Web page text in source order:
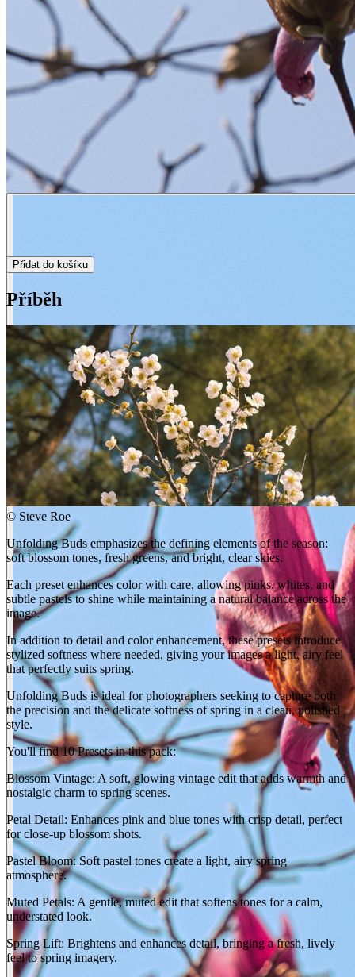
Přidat do košíku
Příběh
© Steve Roe
Unfolding Buds emphasizes the defining elements of the season:
soft blossom tones, fresh greens, and bright, clear skies.
Each preset enhances color with care, allowing pinks, whites, and
subtle pastels to shine while maintaining a natural balance across the
image.
In addition to detail and color enhancement, these presets introduce
stylized softness where needed, giving your images a light, airy feel
that perfectly suits spring.
Unfolding Buds is ideal for photographers seeking to capture both
the precision and the delicate softness of spring in a clean, polished
style.
You'll find 10 Presets in this pack:
Blossom Vintage: A soft, glowing vintage edit that adds warmth and
nostalgic charm to spring scenes.
Petal Detail: Enhances pink and blue tones with crisp detail, perfect
for close-up blossom shots.
Pastel Bloom: Soft pastel tones create a light, airy spring
atmosphere.
Muted Petals: A gentle, muted edit that softens tones for a calm,
understated look.
Spring Lift: Brightens and enhances detail, bringing a fresh, lively
feel to spring imagery.